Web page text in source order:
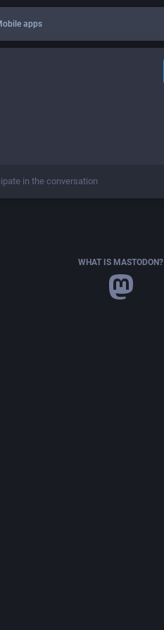
apps
in the conversation
WHAT IS MASTODON?